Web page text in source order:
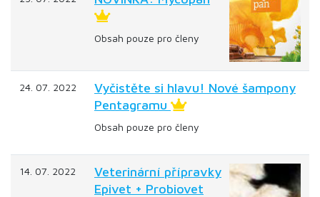
Obsah pouze pro členy
24. 07. 2022
Vyčistěte si hlavu! Nové šampony
Pentagramu
Obsah pouze pro členy
14. 07. 2022
Veterinární přípravky
Epivet + Probiovet